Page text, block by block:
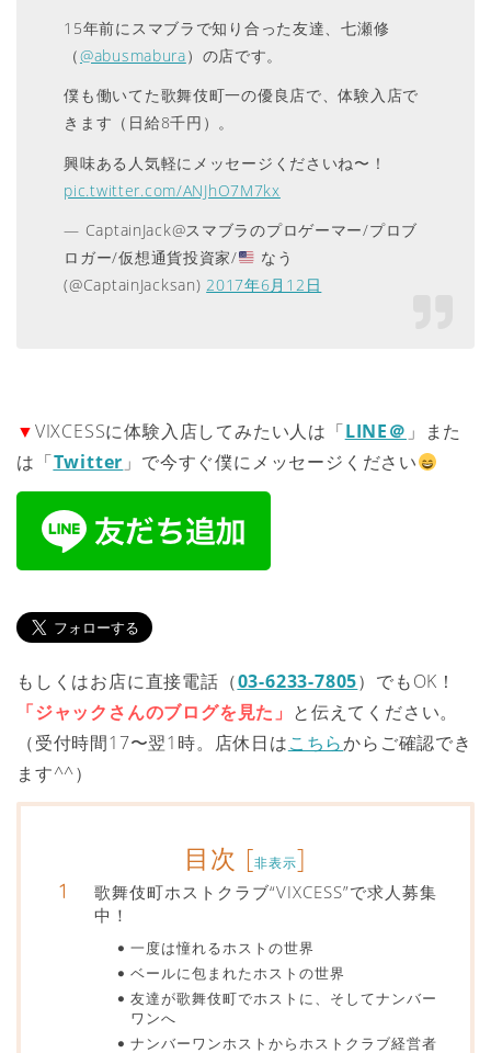
15年前にスマブラで知り合った友達、七瀬修
（@abusmabura）の店です。
僕も働いてた歌舞伎町一の優良店で、体験入店で
きます（日給8千円）。
興味ある人気軽にメッセージくださいね〜！
pic.twitter.com/ANJhO7M7kx
— CaptainJack@スマブラのプロゲーマー/プロブ
ロガー/仮想通貨投資家/
なう
(@CaptainJacksan)2017年6月12日
▼VIXCESSに体験入店してみたい人は「LINE＠ 」また
は「Twitter 」で今すぐ僕にメッセージください
もしくはお店に直接電話（03-6233-7805）でもOK！
「ジャックさんのブログを見た」 と伝えてください。
（受付時間17〜翌1時。店休日はこちらからご確認でき
ます^^）
目次 [非表示]
歌舞伎町ホストクラブ“VIXCESS”で求人募集
中！
一度は憧れるホストの世界
ベールに包まれたホストの世界
友達が歌舞伎町でホストに、そしてナンバー
ワンへ
ナンバーワンホストからホストクラブ経営者